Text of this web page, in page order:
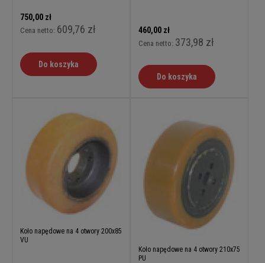
750,00 zł
Cena netto: 609,76 zł
Do koszyka
460,00 zł
Cena netto: 373,98 zł
Do koszyka
Koło napędowe na 4 otwory 200x85
VU
Koło napędowe na 4 otwory 210x75
PU